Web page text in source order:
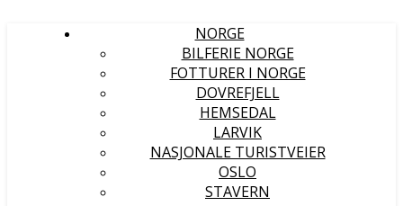
NORGE
BILFERIE NORGE
FOTTURER I NORGE
DOVREFJELL
HEMSEDAL
LARVIK
NASJONALE TURISTVEIER
OSLO
STAVERN